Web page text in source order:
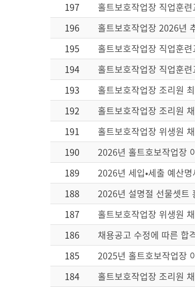
197
홀트보호작업장 직업훈
196
홀트보호작업장 2026년
195
홀트보호작업장 직업훈
194
홀트보호작업장 직업훈
193
홀트보호작업장 조리원
192
홀트보호작업장 조리원
191
홀트보호작업장 위생원
190
2026년 홀트호보작업장
189
2026년 세입•세출 예산
188
2026년 설명절 선물셋트
187
홀트보호작업장 위생원
186
채용공고 수정에 따른 합
185
2025년 홀트호보작업장
184
홀트보호작업장 조리원